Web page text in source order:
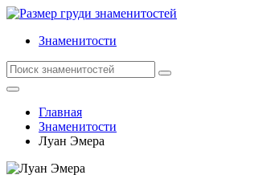
Знаменитости
Главная
Знаменитости
Луан Эмера